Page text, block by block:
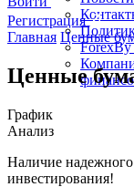
ForexBy
Регистрация
Главная Ценные
Ценные
График
Анализ
Наличие
инвестирования!